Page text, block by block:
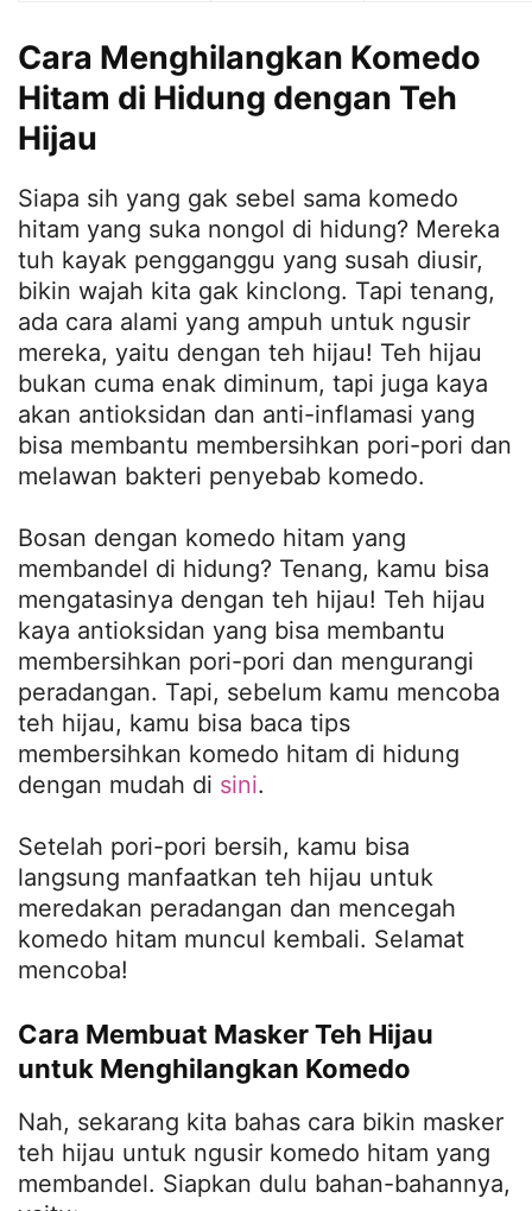
Cara Menghilangkan Komedo
Hitam di Hidung dengan Teh
Hijau
Siapa sih yang gak sebel sama komedo
hitam yang suka nongol di hidung? Mereka
tuh kayak pengganggu yang susah diusir,
bikin wajah kita gak kinclong. Tapi tenang,
ada cara alami yang ampuh untuk ngusir
mereka, yaitu dengan teh hijau! Teh hijau
bukan cuma enak diminum, tapi juga kaya
akan antioksidan dan anti-inflamasi yang
bisa membantu membersihkan pori-pori dan
melawan bakteri penyebab komedo.
Bosan dengan komedo hitam yang
membandel di hidung? Tenang, kamu bisa
mengatasinya dengan teh hijau! Teh hijau
kaya antioksidan yang bisa membantu
membersihkan pori-pori dan mengurangi
peradangan. Tapi, sebelum kamu mencoba
teh hijau, kamu bisa baca tips
membersihkan komedo hitam di hidung
dengan mudah di sini.
Setelah pori-pori bersih, kamu bisa
langsung manfaatkan teh hijau untuk
meredakan peradangan dan mencegah
komedo hitam muncul kembali. Selamat
mencoba!
Cara Membuat Masker Teh Hijau
untuk Menghilangkan Komedo
Nah, sekarang kita bahas cara bikin masker
teh hijau untuk ngusir komedo hitam yang
membandel. Siapkan dulu bahan-bahannya,